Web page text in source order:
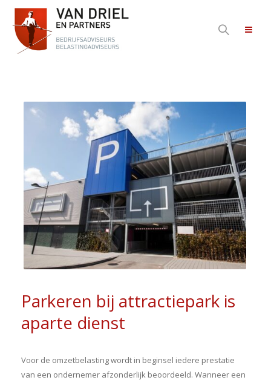
Parkeren bij attractiepark is
aparte dienst
Voor de omzetbelasting wordt in beginsel iedere prestatie
van een ondernemer afzonderlijk beoordeeld. Wanneer een